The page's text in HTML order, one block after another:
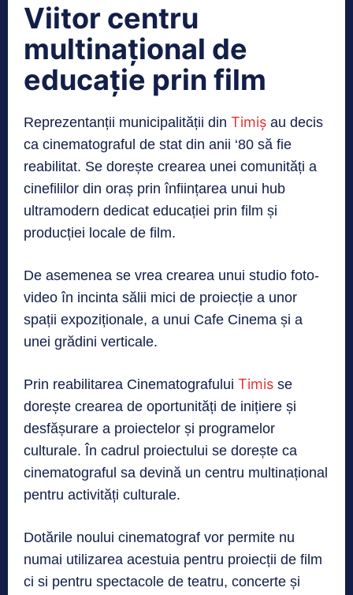
Viitor centru
multinațional de
educație prin film
Reprezentanții municipalității din Timiș au decis
ca cinematograful de stat din anii ‘80 să fie
reabilitat. Se dorește crearea unei comunități a
cinefililor din oraș prin înființarea unui hub
ultramodern dedicat educației prin film și
producției locale de film.
De asemenea se vrea crearea unui studio foto-
video în incinta sălii mici de proiecție a unor
spații expoziționale, a unui Cafe Cinema și a
unei grădini verticale.
Prin reabilitarea Cinematografului Timis se
dorește crearea de oportunități de inițiere și
desfășurare a proiectelor și programelor
culturale. În cadrul proiectului se dorește ca
cinematograful sa devină un centru multinațional
pentru activități culturale.
Dotările noului cinematograf vor permite nu
numai utilizarea acestuia pentru proiecții de film
ci si pentru spectacole de teatru, concerte și